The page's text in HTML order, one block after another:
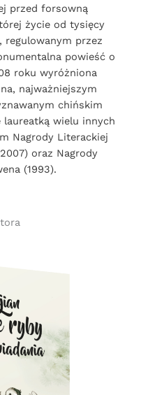
przed forsowną
życie od tysięcy
regulowanym przez
powieść o
roku wyróżniona
najważniejszym
chińskim
wielu innych
Nagrody Literackiej
oraz Nagrody
(1993).